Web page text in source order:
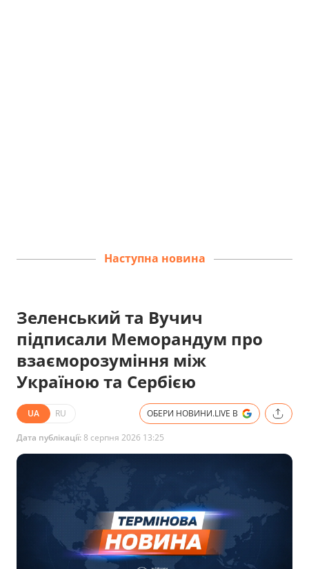
Наступна новина
Зеленський та Вучич
підписали Меморандум про
взаєморозуміння між
Україною та Сербією
UA RU ОБЕРИ НОВИНИ.LIVE В
Дата публікації:8 серпня 2026 13:25